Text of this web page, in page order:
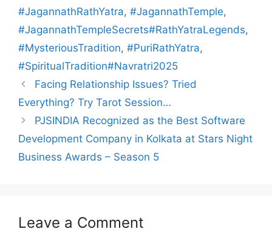
#JagannathRathYatra, #JagannathTemple,
#JagannathTempleSecrets#RathYatraLegends,
#MysteriousTradition, #PuriRathYatra,
#SpiritualTradition#Navratri2025
Facing Relationship Issues? Tried
Everything? Try Tarot Session…
PJSINDIA Recognized as the Best Software
Development Company in Kolkata at Stars Night
Business Awards – Season 5
Leave a Comment